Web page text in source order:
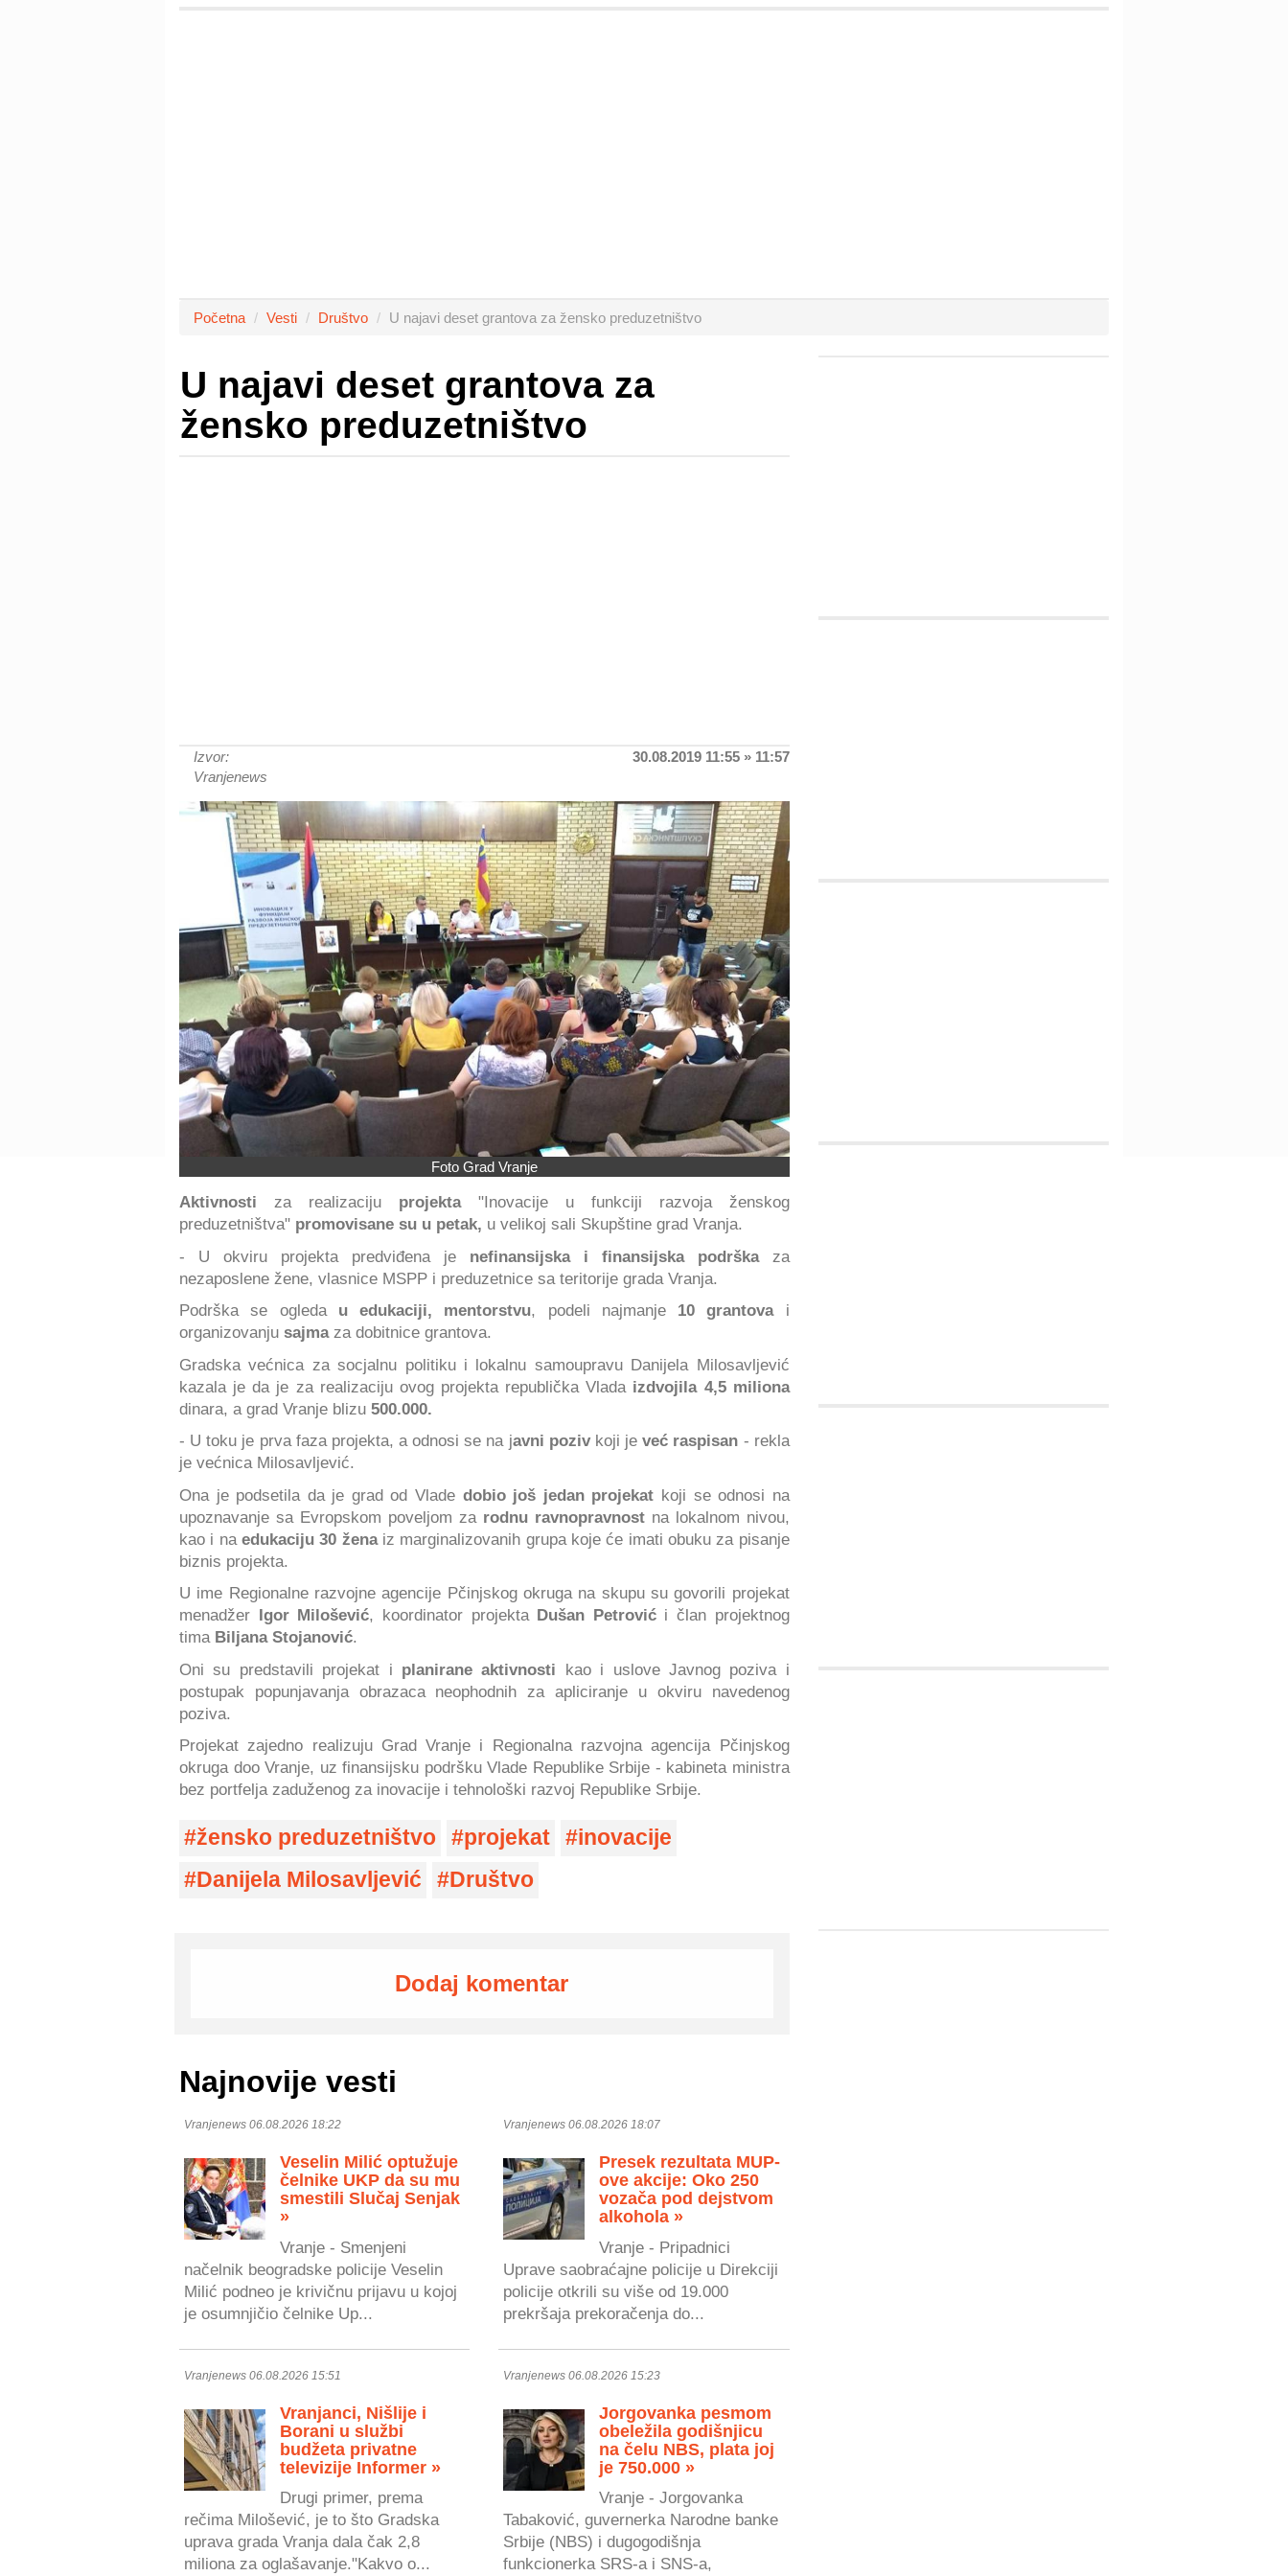
Početna Vesti Društvo U najavi deset grantova za žensko preduzetništvo
U najavi deset grantova za
žensko preduzetništvo
Izvor:
Vranjenews
30.08.2019 11:55 » 11:57
Foto Grad Vranje
Aktivnosti za realizaciju projekta"Inovacije u funkciji razvoja ženskog
preduzetništva" promovisane su u petak, u velikoj sali Skupštine grad Vranja.
- U okviru projekta predviđena je nefinansijska i finansijska podrškaza
nezaposlene žene, vlasnice MSPP i preduzetnice sa teritorije grada Vranja.
Podrška se ogleda u edukaciji, mentorstvu, podeli najmanje 10 grantovai
organizovanju sajma za dobitnice grantova.
Gradska većnica za socjalnu politiku i lokalnu samoupravu Danijela Milosavljević
kazala je da je za realizaciju ovog projekta republička Vlada izdvojila 4,5 miliona
dinara, a grad Vranje blizu 500.000.
- U toku je prva faza projekta, a odnosi se na javni pozivkoji jeveć raspisan - rekla
je većnica Milosavljević.
Ona je podsetila da je grad od Vlade dobio još jedan projekat koji se odnosi na
upoznavanje sa Evropskom poveljom za rodnu ravnopravnostna lokalnom nivou,
kao i naedukaciju 30 ženaiz marginalizovanih grupa koje će imati obuku za pisanje
biznis projekta.
U ime Regionalne razvojne agencije Pčinjskog okruga na skupu su govorili projekat
menadžer
Igor Milošević, koordinator projekta Dušan Petrovići član projektnog
tima Biljana Stojanović.
Oni su predstavili projekat i planirane aktivnosti kao i uslove Javnog poziva i
postupak popunjavanja obrazaca neophodnih za apliciranje u okviru navedenog
poziva.
Projekat zajedno realizuju Grad Vranje i Regionalna razvojna agencija Pčinjskog
okruga doo Vranje, uz finansijsku podršku Vlade Republike Srbije - kabineta ministra
bez portfelja zaduženog za inovacije i tehnološki razvoj Republike Srbije.
žensko preduzetništvo projekat
inovacije
Danijela Milosavljević
Društvo
Dodaj komentar
Najnovije vesti
Vranjenews 06.08.2026 18:22
Veselin Milić optužuje
čelnike UKP da su mu
smestili Slučaj Senjak
»
Vranje - Smenjeni
načelnik beogradske policije Veselin
Milić podneo je krivičnu prijavu u kojoj
je osumnjičio čelnike Up...
Vranjenews 06.08.2026 18:07
Presek rezultata MUP-
ove akcije: Oko 250
vozača pod dejstvom
alkohola »
Vranje - Pripadnici
Uprave saobraćajne policije u Direkciji
policije otkrili su više od 19.000
prekršaja prekoračenja do...
Vranjenews 06.08.2026 15:51
Vranjanci, Nišlije i
Borani u službi
budžeta privatne
televizije Informer »
Drugi primer, prema
rečima Milošević, je to što Gradska
uprava grada Vranja dala čak 2,8
miliona za oglašavanje."Kakvo o...
Vranjenews 06.08.2026 15:23
Jorgovanka pesmom
obeležila godišnjicu
na čelu NBS, plata joj
je 750.000 »
Vranje - Jorgovanka
Tabaković, guvernerka Narodne banke
Srbije (NBS) i dugogodišnja
funkcionerka SRS-a i SNS-a,